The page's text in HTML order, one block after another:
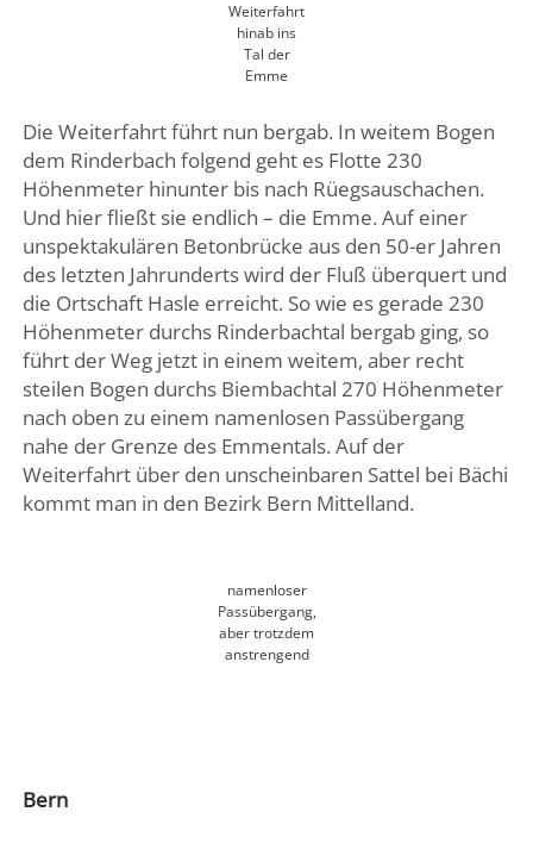
Weiterfahrt
hinab ins
Tal der
Emme
Die Weiterfahrt führt nun bergab. In weitem Bogen
dem Rinderbach folgend geht es Flotte 230
Höhenmeter hinunter bis nach Rüegsauschachen.
Und hier fließt sie endlich – die Emme. Auf einer
unspektakulären Betonbrücke aus den 50-er Jahren
des letzten Jahrunderts wird der Fluß überquert und
die Ortschaft Hasle erreicht. So wie es gerade 230
Höhenmeter durchs Rinderbachtal bergab ging, so
führt der Weg jetzt in einem weitem, aber recht
steilen Bogen durchs Biembachtal 270 Höhenmeter
nach oben zu einem namenlosen Passübergang
nahe der Grenze des Emmentals. Auf der
Weiterfahrt über den unscheinbaren Sattel bei Bächi
kommt man in den Bezirk Bern Mittelland.
namenloser
Passübergang,
aber trotzdem
anstrengend
Bern